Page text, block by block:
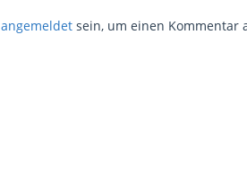
angemeldet sein, um einen Kommentar